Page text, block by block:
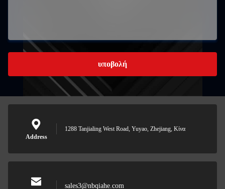
υποβολή
Address
1288 Tanjialing West Road, Yuyao, Zhejiang, Κίνα
sales3@nbqiahe.com